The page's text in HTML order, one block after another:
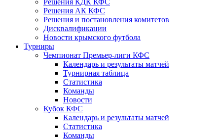
Решения КДК КФС
Решения АК КФС
Решения и постановления комитетов
Дисквалификации
Новости крымского футбола
Турниры
Чемпионат Премьер-лиги КФС
Календарь и результаты матчей
Турнирная таблица
Статистика
Команды
Новости
Кубок КФС
Календарь и результаты матчей
Статистика
Команды